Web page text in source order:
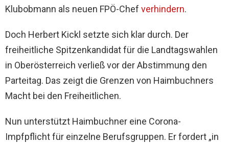
Klubobmann als neuen FPÖ-Chef verhindern.
Doch Herbert Kickl setzte sich klar durch. Der
freiheitliche Spitzenkandidat für die Landtagswahlen
in Oberösterreich verließ vor der Abstimmung den
Parteitag. Das zeigt die Grenzen von Haimbuchners
Macht bei den Freiheitlichen.
Nun unterstützt Haimbuchner eine Corona-
Impfpflicht für einzelne Berufsgruppen. Er fordert „in